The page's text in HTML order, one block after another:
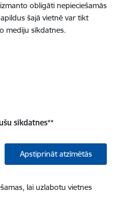
obligāti nepieciešamās
šajā vietnē var tikt
mediju sīkdatnes.
sīkdatnes**
Apstiprināt atzīmētās
lai uzlabotu vietnes